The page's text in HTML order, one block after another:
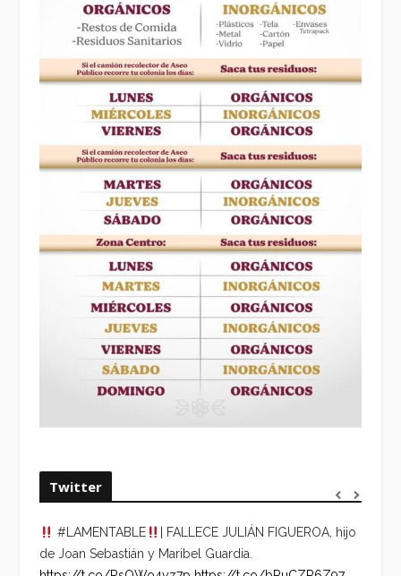
Twitter
#LAMENTABLE
| FALLECE JULIÁN FIGUEROA, hijo
de Joan Sebastián y Maribel Guardia.